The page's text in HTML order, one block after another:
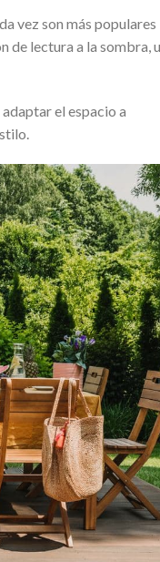
vez son más populares
de lectura a la sombra,
el espacio a